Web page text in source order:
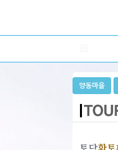
양동마을